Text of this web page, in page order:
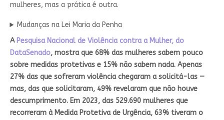
mulheres, mas a prática é outra.
Mudanças na Lei Maria da Penha
A Pesquisa Nacional de Violência contra a Mulher, do
DataSenado, mostra que 68% das mulheres sabem pouco
sobre medidas protetivas e 15% não sabem nada. Apenas
27% das que sofreram violência chegaram a solicitá-las —
mas, das que solicitaram, 49% revelaram que não houve
descumprimento. Em 2023, das 529.690 mulheres que
recorreram à Medida Protetiva de Urgência, 63% tiveram o